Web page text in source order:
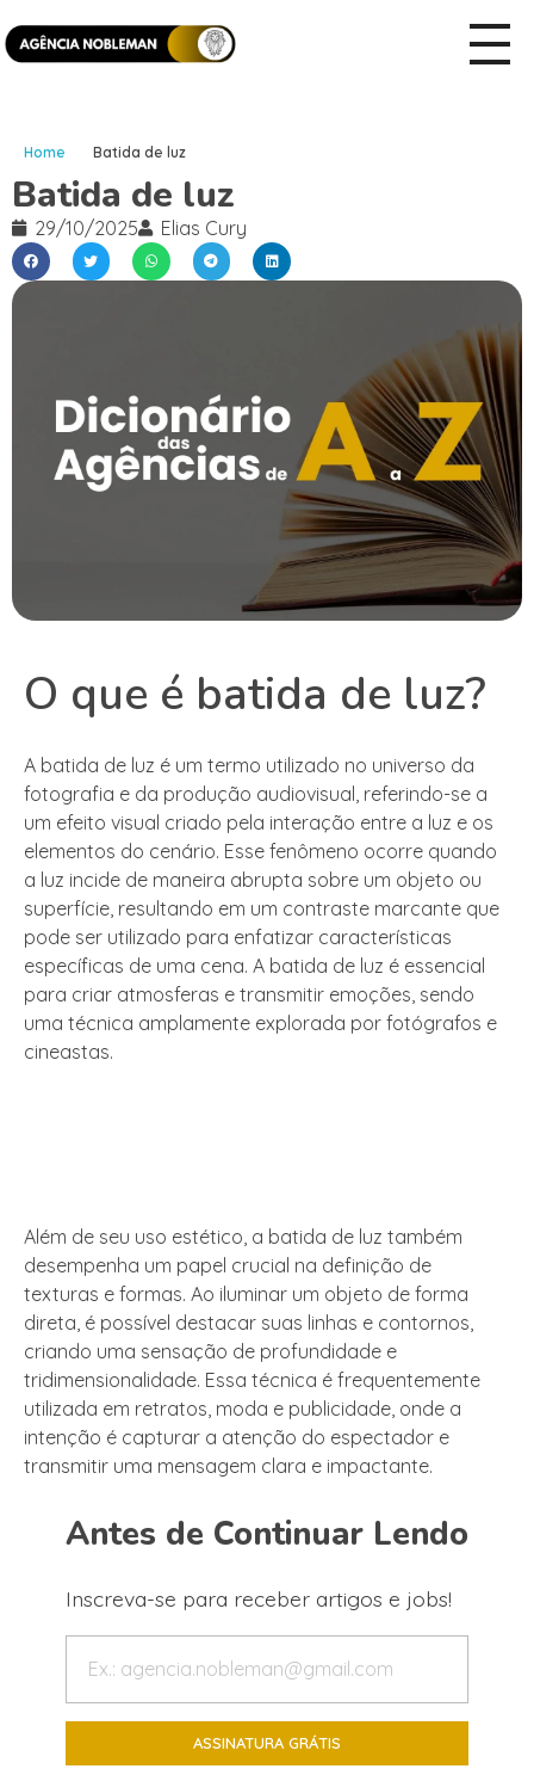
Home Batida de luz
Batida de luz
29/10/2025 Elias Cury
O que é batida de luz?
A batida de luz é um termo utilizado no universo da
fotografia e da produção audiovisual, referindo-se a
um efeito visual criado pela interação entre a luz e os
elementos do cenário. Esse fenômeno ocorre quando
a luz incide de maneira abrupta sobre um objeto ou
superfície, resultando em um contraste marcante que
pode ser utilizado para enfatizar características
específicas de uma cena. A batida de luz é essencial
para criar atmosferas e transmitir emoções, sendo
uma técnica amplamente explorada por fotógrafos e
cineastas.
Além de seu uso estético, a batida de luz também
desempenha um papel crucial na definição de
texturas e formas. Ao iluminar um objeto de forma
direta, é possível destacar suas linhas e contornos,
criando uma sensação de profundidade e
tridimensionalidade. Essa técnica é frequentemente
utilizada em retratos, moda e publicidade, onde a
intenção é capturar a atenção do espectador e
transmitir uma mensagem clara e impactante.
Antes de Continuar Lendo
Inscreva-se para receber artigos e jobs!